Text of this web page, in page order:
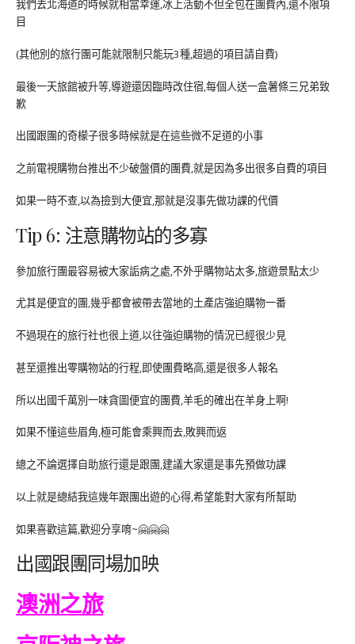
我們去北海道的時候就相當幸運,冰上活動不但全包在團費內,還不限項
目
(其他別的旅行團可能就限制只能玩3種,超過的項目請自費)
最後一天旅館被升等,導遊還因臨時改住宿,每個人送一盒薯條三兄弟致
歉
出國跟團的奇檬子很多時候就是在這些微不足道的小事
之前電視購物台推出不少破盤價的團費,就是因為多出很多自費的項目
如果一時不查,以為撿到大便宜,那就是沒事先做功課的代價
Tip 6: 注意購物站的多寡
參加旅行團最容易被大家詬病之處,不外乎購物站太多,旅遊景點太少
尤其是便宜的團,幾乎都會被帶去當地的土產店強迫購物一番
不過現在的旅行社也很上道,以往強迫購物的情況已經很少見
甚至還推出零購物站的行程,即使團費略高,還是很多人報名
所以出國千萬別一味貪圖便宜的團費,羊毛的確出在羊身上啊!
如果不懂這些眉角,極可能會乘興而去,敗興而返
總之不論選擇自助旅行還是跟團,建議大家還是事先預做功課
以上就是總結我這幾年跟團出遊的心得,希望能對大家有所幫助
如果喜歡這篇,歡迎分享唷~🤗🤗🤗
出國跟團同場加映
澳洲之旅